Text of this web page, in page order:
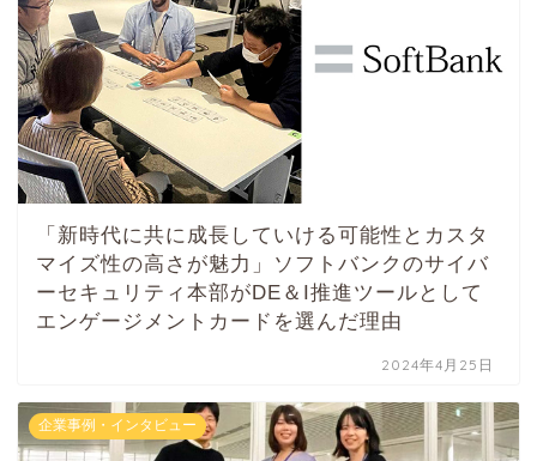
「新時代に共に成長していける可能性とカスタ
マイズ性の高さが魅力」ソフトバンクのサイバ
ーセキュリティ本部がDE＆I推進ツールとして
エンゲージメントカードを選んだ理由
2024年4月25日
企業事例・インタビュー